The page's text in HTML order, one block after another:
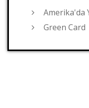
Amerika'da
Green Card